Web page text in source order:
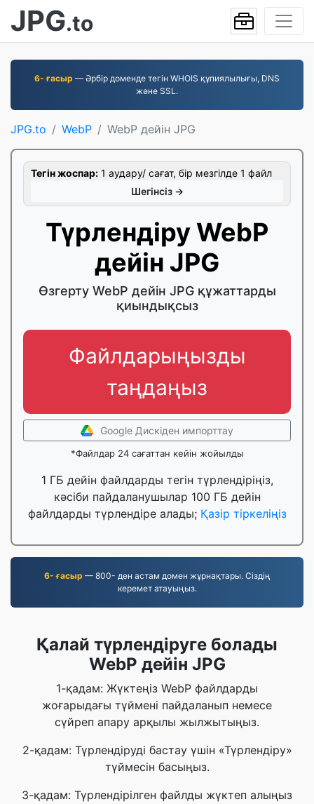
JPG.to
6- ғасыр — Әрбір доменде тегін WHOIS құпиялылығы, DNS
және SSL.
JPG.to WebP WebP дейін JPG
Тегін жоспар: 1 аудару/ сағат, бір мезгілде 1 файл
Шегінсіз →
Түрлендіру WebP
дейін JPG
Өзгерту WebP дейін JPG құжаттарды
қиындықсыз
Файлдарыңызды
таңдаңыз
Google Дискіден импорттау
*Файлдар 24 сағаттан кейін жойылды
1 ГБ дейін файлдарды тегін түрлендіріңіз,
кәсіби пайдаланушылар 100 ГБ дейін
файлдарды түрлендіре алады; Қазір тіркеліңіз
6- ғасыр — 800- ден астам домен жұрнақтары. Сіздің
керемет атауыңыз.
Қалай түрлендіруге болады
WebP дейін JPG
1-қадам: Жүктеңіз WebP файлдарды
жоғарыдағы түймені пайдаланып немесе
сүйреп апару арқылы жылжытыңыз.
2-қадам: Түрлендіруді бастау үшін «Түрлендіру»
түймесін басыңыз.
3-қадам: Түрлендірілген файлды жүктеп алыңыз